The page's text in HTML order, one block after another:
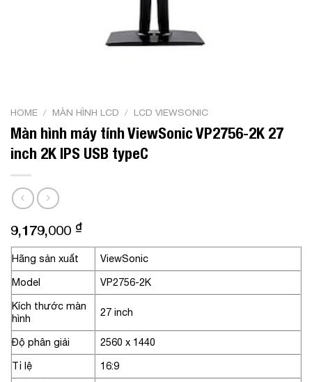
HOME / MÀN HÌNH LCD / LCD VIEWSONIC
Màn hình máy tính ViewSonic VP2756-2K 27
inch 2K IPS USB typeC
9,179,000 ₫
Hãng sản xuất
ViewSonic
Model
VP2756-2K
Kích thước màn
hình
27 inch
Độ phân giải
2560 x 1440
Tỉ lệ
16:9